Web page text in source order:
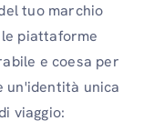
tuo marchio
piattaforme
e coesa per
un'identità unica
viaggio: